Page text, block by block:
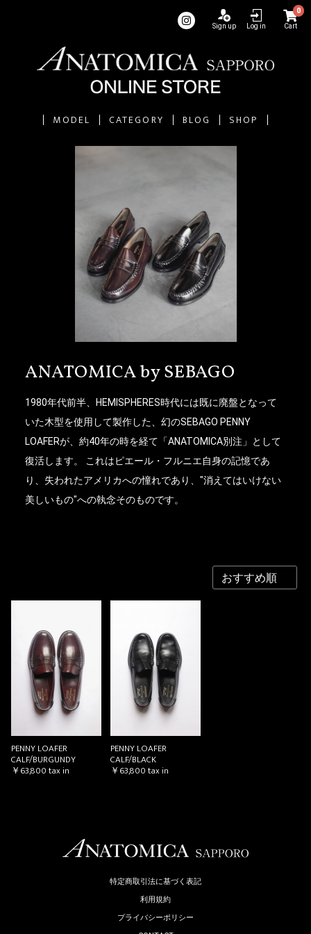
Sign up Log in
0
Cart
MODEL CATEGORY BLOG SHOP
ANATOMICA by SEBAGO
1980年代前半、HEMISPHERES時代には既に廃盤となって
いた木型を使用して製作した、幻のSEBAGO PENNY
LOAFERが、約40年の時を経て「ANATOMICA別注」として
復活します。 これはピエール・フルニエ自身の記憶であ
り、失われたアメリカへの憧れであり、"消えてはいけない
美しいもの"への執念そのものです。
PENNY LOAFER
CALF/BURGUNDY
￥63,800tax in
PENNY LOAFER
CALF/BLACK
￥63,800tax in
特定商取引法に基づく表記
利用規約
プライバシーポリシー